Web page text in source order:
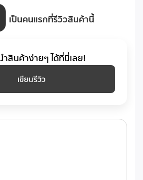
เป็นคนแรกที่รีวิวสินค้านี้
ำสินค้าง่ายๆ ได้ที่นี่เลย!
เขียนรีวิว